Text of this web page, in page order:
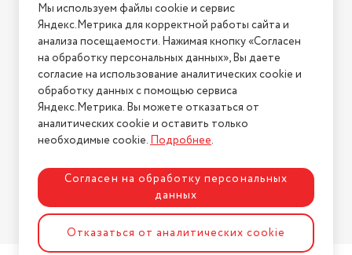
Условия возврата
Нашли ошибку на сайте? Напишите нам
2026 © Интернет-магазин "АстМаркет". У нас есть всё!
Политика конфиденциальности
Разработка сайтаASTDESIGN
Мы используем файлы cookie и сервис
Яндекс.Метрика для корректной работы сайта и
анализа посещаемости. Нажимая кнопку «Согласен
на обработку персональных данных», Вы даете
согласие на использование аналитических cookie и
обработку данных с помощью сервиса
Яндекс.Метрика. Вы можете отказаться от
аналитических cookie и оставить только
необходимые cookie.Подробнее.
Согласен на обработку персональных
данных
Отказаться от аналитических cookie